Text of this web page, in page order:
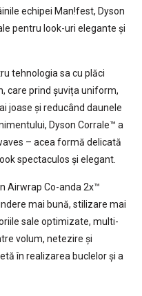
echipei Man!fest, Dyson
pentru look-uri elegante și
tehnologia sa cu plăci
care prind șuvița uniform,
joase și reducând daunele
Dyson Corrale™ a
– acea formă delicată
spectaculos și elegant.
Airwrap Co-anda 2x™
mai bună, stilizare mai
sale optimizate, multi-
volum, netezire și
în realizarea buclelor și a